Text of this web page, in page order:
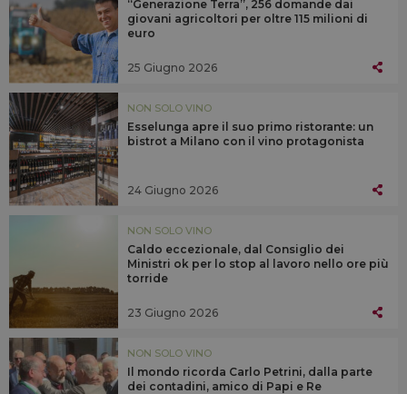
“Generazione Terra”, 256 domande dai
giovani agricoltori per oltre 115 milioni di
euro
25 Giugno 2026
NON SOLO VINO
Esselunga apre il suo primo ristorante: un
bistrot a Milano con il vino protagonista
24 Giugno 2026
NON SOLO VINO
Caldo eccezionale, dal Consiglio dei
Ministri ok per lo stop al lavoro nello ore più
torride
23 Giugno 2026
NON SOLO VINO
Il mondo ricorda Carlo Petrini, dalla parte
dei contadini, amico di Papi e Re